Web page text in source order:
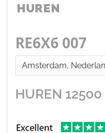
HUREN
RE6X6 007
HUREN 12500